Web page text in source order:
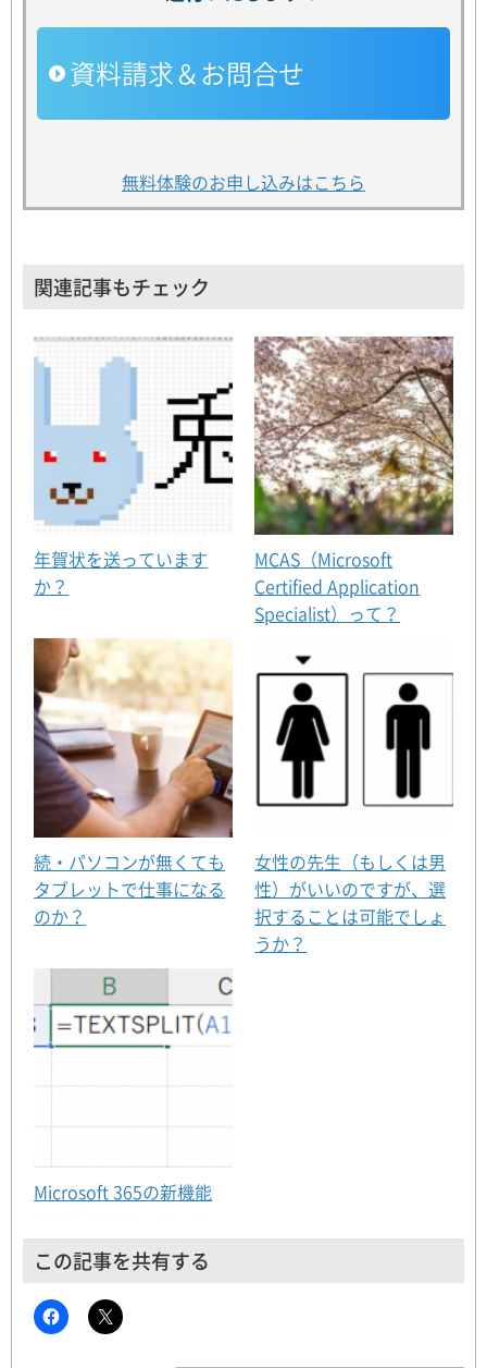
資料請求＆お問合せ
無料体験のお申し込みはこちら
関連記事もチェック
年賀状を送っています
か？
MCAS（Microsoft
Certified Application
Specialist）って？
続・パソコンが無くても
タブレットで仕事になる
のか？
女性の先生（もしくは男
性）がいいのですが、選
択することは可能でしょ
うか？
Microsoft 365の新機能
この記事を共有する